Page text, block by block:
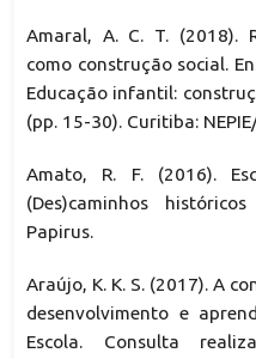
Amaral, A. C. T. (2018).
como construção social.
Educação infantil:
(pp. 15-30). Curitiba:
Amato, R. F. (2016).
(Des)caminhos
Papirus.
Araújo, K. K. S. (2017). A
desenvolvimento e
Escola. Consulta